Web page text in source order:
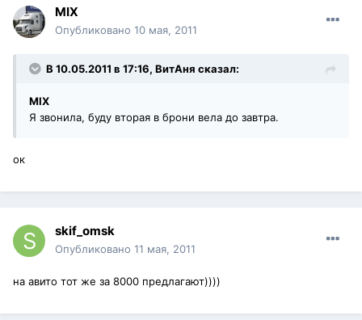
MIX
Опубликовано 10 мая, 2011
В 10.05.2011 в 17:16, ВитАня сказал:
MIX
Я звонила, буду вторая в брони вела до завтра.
ок
skif_omsk
Опубликовано 11 мая, 2011
на авито тот же за 8000 предлагают))))